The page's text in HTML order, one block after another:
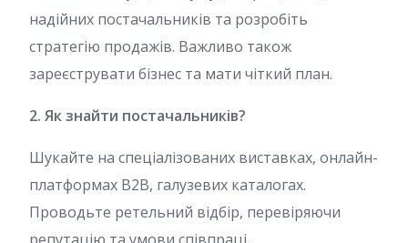
надійних постачальників та розробіть
стратегію продажів. Важливо також
зареєструвати бізнес та мати чіткий план.
2. Як знайти постачальників?
Шукайте на спеціалізованих виставках, онлайн-
платформах B2B, галузевих каталогах.
Проводьте ретельний відбір, перевіряючи